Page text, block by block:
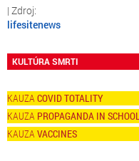
lifesitenews
KULTÚRA SMRTI
COVID TOTALITY
PROPAGANDA IN
VACCINES